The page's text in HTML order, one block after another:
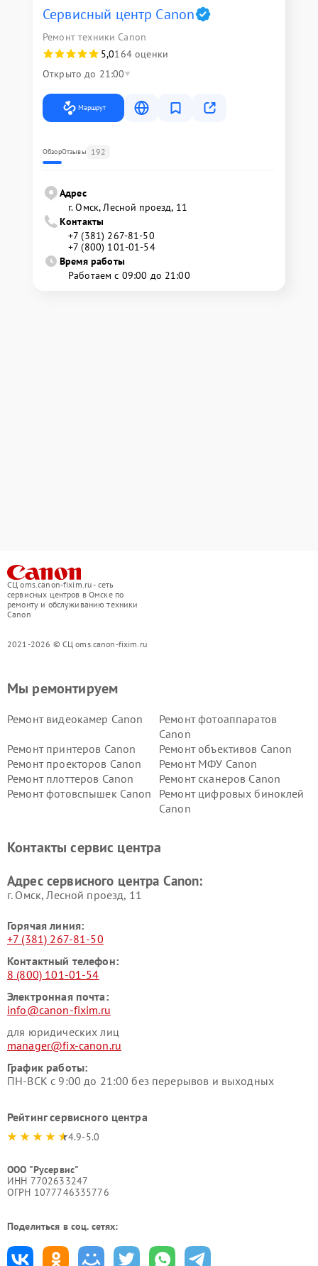
Сервисный центр Canon
Ремонт техники Canon
5,0164 оценки
Открыто до 21:00
Маршрут
ОбзорОтзывы 192
Адрес
г. Омск, ​Лесной проезд, 11
Контакты
+7 (381) 267-81-50
+7 (800) 101-01-54
Время работы
Работаем с 09:00 до 21:00
СЦ oms.canon-fixim.ru - сеть
сервисных центров в Омске по
ремонту и обслуживанию техники
Canon
2021-2026 © СЦ oms.canon-fixim.ru
Мы ремонтируем
Ремонт видеокамер Canon
Ремонт фотоаппаратов
Canon
Ремонт принтеров Canon
Ремонт объективов Canon
Ремонт проекторов Canon
Ремонт МФУ Canon
Ремонт плоттеров Canon
Ремонт сканеров Canon
Ремонт фотовспышек Canon
Ремонт цифровых биноклей
Canon
Контакты сервис центра
Адрес сервисного центра Canon:
г. Омск, ​Лесной проезд, 11
Горячая линия:
+7 (381) 267-81-50
Контактный телефон:
8 (800) 101-01-54
Электронная почта:
info@canon-fixim.ru
для юридических лиц
manager@fix-canon.ru
График работы:
ПН-ВСК с 9:00 до 21:00 без перерывов и выходных
Рейтинг сервисного центра
4.9-5.0
ООО "Русервис"
ИНН 7702633247
ОГРН 1077746335776
Поделиться в соц. сетях: